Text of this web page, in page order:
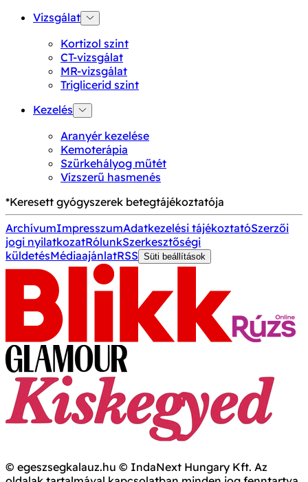
Vizsgálat
Kortizol szint
CT-vizsgálat
MR-vizsgálat
Triglicerid szint
Kezelés
Aranyér kezelése
Kemoterápia
Szürkehályog műtét
Vízszerű hasmenés
*Keresett gyógyszerek betegtájékoztatója
ArchívumImpresszumAdatkezelési tájékoztatóSzerzői
jogi nyilatkozatRólunkSzerkesztőségi
küldetésMédiaajánlatRSS Süti beállítások
© egeszsegkalauz.hu © IndaNext Hungary Kft. Az